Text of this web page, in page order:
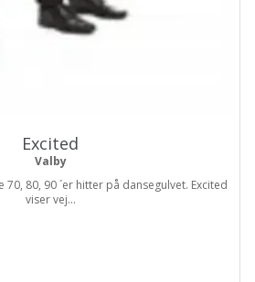
Excited
Valby
70, 80, 90 ´er hitter på dansegulvet. Excited
viser vej...